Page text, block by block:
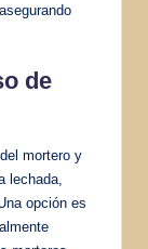
asegurando
de
mortero y
lechada,
opción es